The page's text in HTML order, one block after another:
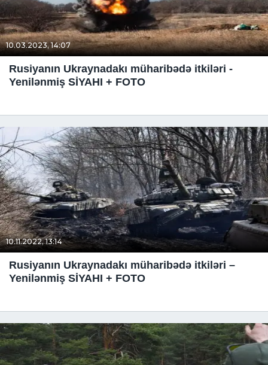
10.03.2023, 14:07
Rusiyanın Ukraynadakı müharibədə itkiləri -
Yenilənmiş SİYAHI + FOTO
10.11.2022, 13:14
Rusiyanın Ukraynadakı müharibədə itkiləri –
Yenilənmiş SİYAHI + FOTO